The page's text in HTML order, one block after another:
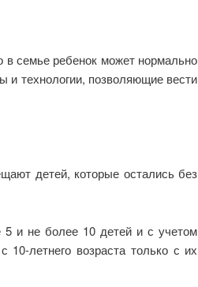
в семье ребенок может нормально
и технологии, позволяющие вести
детей, которые остались без
5 и не более 10 детей и с учетом
летнего возраста только с их